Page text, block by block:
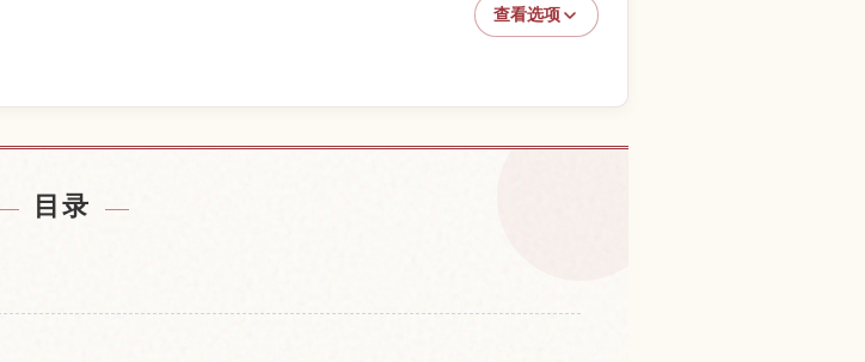
查看选项
目录